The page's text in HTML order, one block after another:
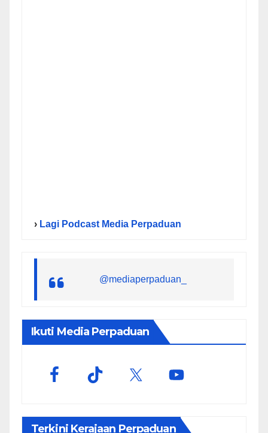
› Lagi Podcast Media Perpaduan
@mediaperpaduan_
Ikuti Media Perpaduan
Terkini Kerajaan Perpaduan